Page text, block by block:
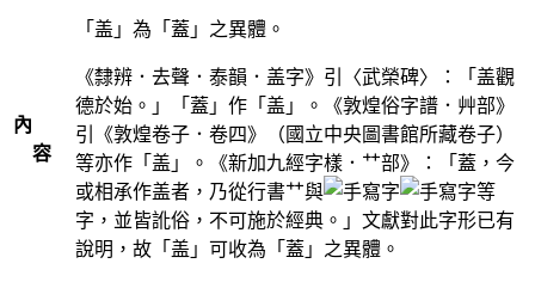
內
容
「盖」為「蓋」之異體。
《隸辨．去聲．泰韻．盖字》引〈武榮碑〉：「盖觀
德於始。」「蓋」作「盖」。《敦煌俗字譜．艸部》
引《敦煌卷子．卷四》（國立中央圖書館所藏卷子）
等亦作「盖」。《新加九經字樣．艹部》：「蓋，今
或相承作盖者，乃從行書艹與
等
字，並皆訛俗，不可施於經典。」文獻對此字形已有
說明，故「盖」可收為「蓋」之異體。